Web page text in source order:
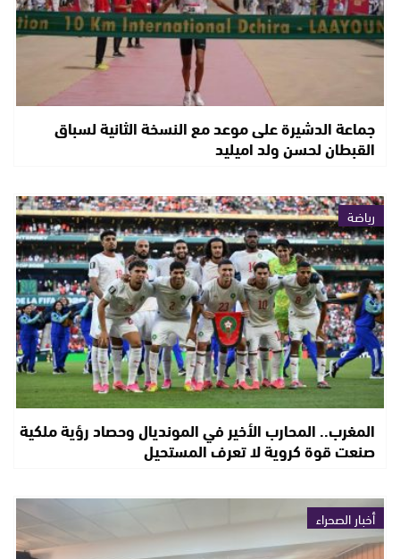
جماعة الدشيرة على موعد مع النسخة الثانية لسباق
القبطان لحسن ولد اميليد
رياضة
المغرب.. المحارب الأخير في المونديال وحصاد رؤية ملكية
صنعت قوة كروية لا تعرف المستحيل
أخبار الصحراء